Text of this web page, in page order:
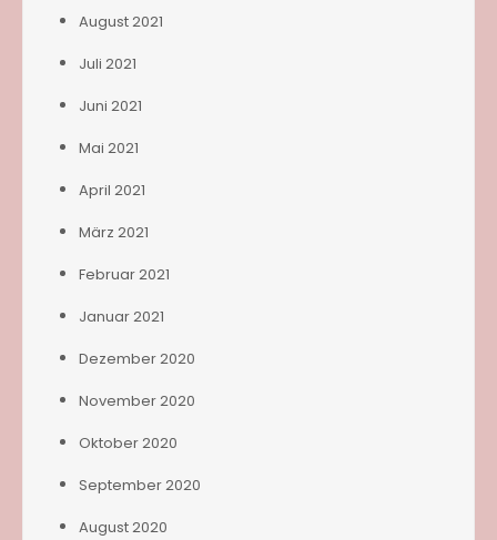
August 2021
Juli 2021
Juni 2021
Mai 2021
April 2021
März 2021
Februar 2021
Januar 2021
Dezember 2020
November 2020
Oktober 2020
September 2020
August 2020